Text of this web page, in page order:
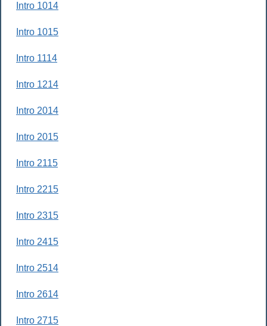
Intro 1014
Intro 1015
Intro 1114
Intro 1214
Intro 2014
Intro 2015
Intro 2115
Intro 2215
Intro 2315
Intro 2415
Intro 2514
Intro 2614
Intro 2715